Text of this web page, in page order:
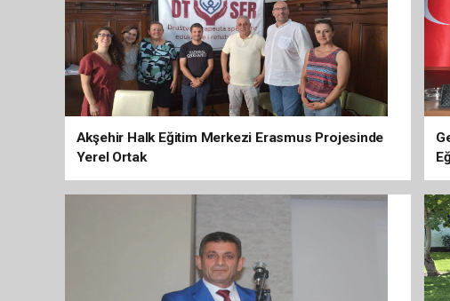
Akşehir Halk Eğitim Merkezi Erasmus Projesinde
Yerel Ortak